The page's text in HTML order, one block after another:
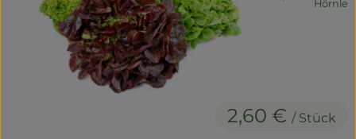
Naturwaren
Getränke
Non-Food
2,60 € / Stück
, Herkunft:
Hörnle